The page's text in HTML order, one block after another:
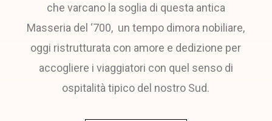
che varcano la soglia di questa antica
Masseria del ‘700, un tempo dimora nobiliare,
oggi ristrutturata con amore e dedizione per
accogliere i viaggiatori con quel senso di
ospitalità tipico del nostro Sud.